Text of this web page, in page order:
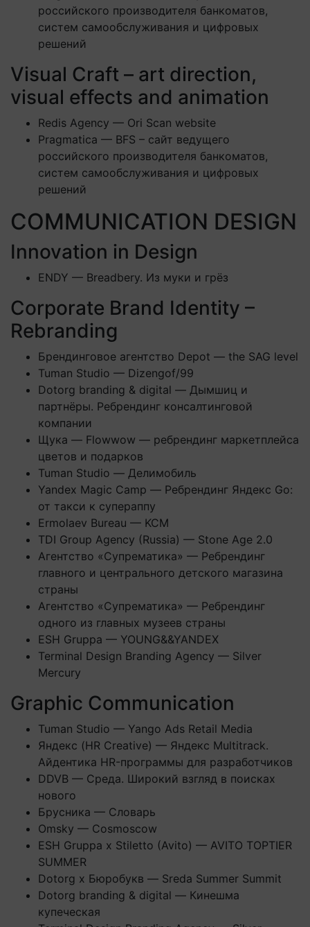
российского производителя банкоматов,
систем самообслуживания и цифровых
решений
Visual Craft – art direction,
visual effects and animation
Redis Agency — Ori Scan website
Pragmatica — BFS – сайт ведущего
российского производителя банкоматов,
систем самообслуживания и цифровых
решений
COMMUNICATION DESIGN
Innovation in Design
ENDY — Breadbery. Из муки и грёз
Corporate Brand Identity –
Rebranding
Брендинговое агентство Depot — the SAG level
Tuman Studio — Dizengof/99
Dotorg branding & digital — Дымшиц и
партнёры. Ребрендинг консалтинговой
компании
Щука — Flowwow — ребрендинг маркетплейса
цветов и подарков
Tuman Studio — Делимобиль
Yandex Magic Camp — Ребрендинг Яндекс Go:
от такси к супераппу
Ermolaev Bureau — KCM
TDI Group Agency (Russia) — Stone Age 2.0
Агентство «Супрематика» — Ребрендинг
главного и центрального детского магазина
страны
Агентство «Супрематика» — Ребрендинг
одного из главных музеев страны
ESH Gruppa — YOUNG&&YANDEX
Terminal Design Branding Agency — Silver
Mercury
Graphic Communication
Tuman Studio — Yango Ads Retail Media
Яндекс (HR Creative) — Яндекс Multitrack.
Айдентика HR-программы для разработчиков
DDVB — Среда. Широкий взгляд в поисках
нового
Брусника — Словарь
Omsky — Cosmoscow
ESH Gruppa x Stiletto (Avito) — AVITO TOPTIER
SUMMER
Dotorg х Бюробукв — Sreda Summer Summit
Dotorg branding & digital — Кинешма
купеческая